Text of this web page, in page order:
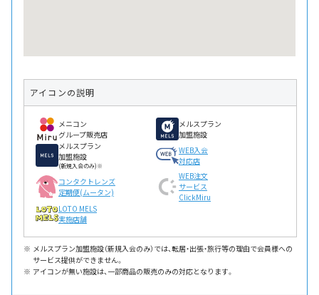
アイコンの説明
メニコン
グループ販売店
メルスプラン
加盟施設
メルスプラン
加盟施設
(新規入会のみ)※
WEB入会
対応店
コンタクトレンズ
定期便(ムータン)
WEB注文
サービス
ClickMiru
LOTO MELS
実施店舗
メルスプラン加盟施設（新規入会のみ）では、転居・出張・旅行等の理由で会員様への
サービス提供ができません。
アイコンが無い施設は、一部商品の販売のみの対応となります。